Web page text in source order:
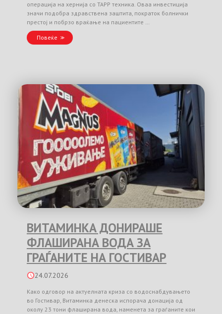
операција на хернија со TAPP техника. Оваа инвестиција
значи подобра здравствена заштита, пократок болнички
престој и побрзо враќање на пациентите …
Повеќе
ВИТАМИНКА ДОНИРАШЕ
ФЛАШИРАНА ВОДА ЗА
ГРАЃАНИТЕ НА ГОСТИВАР
24.07.2026
Како одговор на актуелната криза со водоснабдувањето
во Гостивар, Витаминка денеска испорача донација од
околу 23 тони флаширана вода, наменета за граѓаните кои